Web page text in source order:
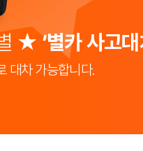
별 ★‘별카 사고대
대차 가능합니다.